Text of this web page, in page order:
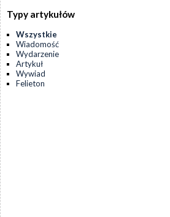
Typy artykułów
Wszystkie
Wiadomość
Wydarzenie
Artykuł
Wywiad
Felieton